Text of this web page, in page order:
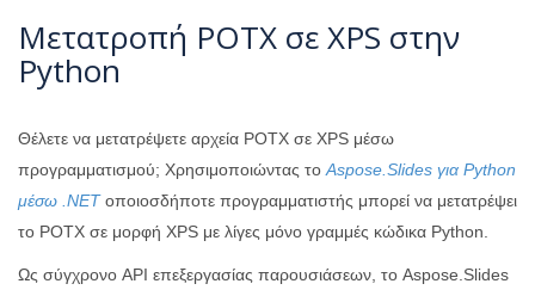
Μετατροπή POTX σε XPS στην
Python
Θέλετε να μετατρέψετε αρχεία POTX σε XPS μέσω
προγραμματισμού; Χρησιμοποιώντας το Aspose.Slides για Python
μέσω .NETοποιοσδήποτε προγραμματιστής μπορεί να μετατρέψει
το POTX σε μορφή XPS με λίγες μόνο γραμμές κώδικα Python.
Ως σύγχρονο API επεξεργασίας παρουσιάσεων, το Aspose.Slides